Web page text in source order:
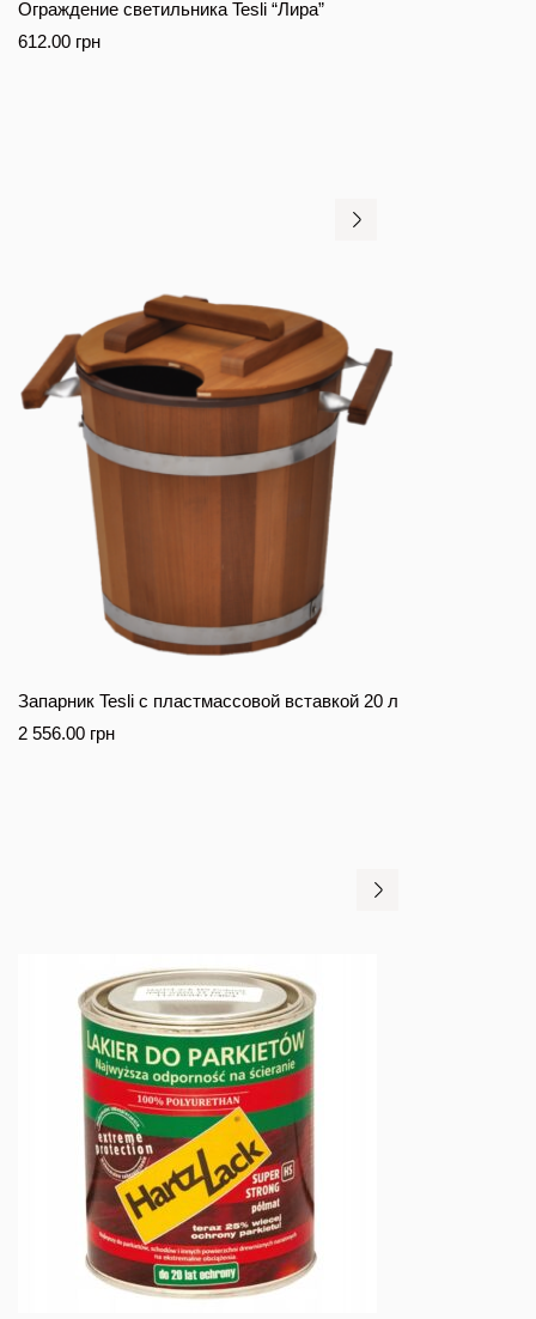
Ограждение светильника Tesli “Лира”
612.00 грн
Запарник Tesli с пластмассовой вставкой 20 л
2 556.00 грн